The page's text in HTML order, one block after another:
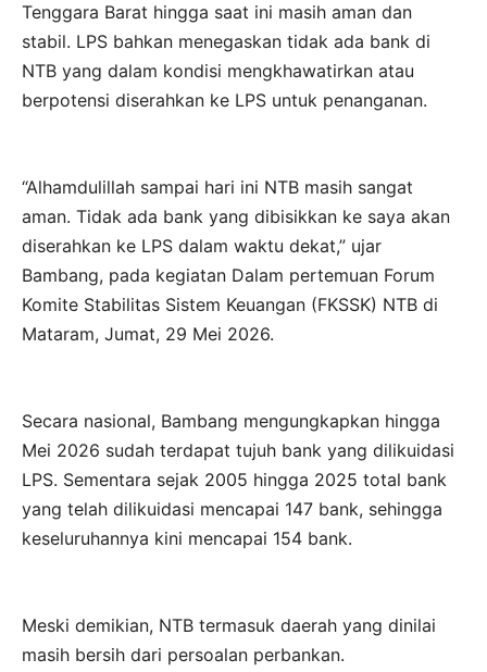
Tenggara Barat hingga saat ini masih aman dan
stabil. LPS bahkan menegaskan tidak ada bank di
NTB yang dalam kondisi mengkhawatirkan atau
berpotensi diserahkan ke LPS untuk penanganan.
“Alhamdulillah sampai hari ini NTB masih sangat
aman. Tidak ada bank yang dibisikkan ke saya akan
diserahkan ke LPS dalam waktu dekat,” ujar
Bambang, pada kegiatan Dalam pertemuan Forum
Komite Stabilitas Sistem Keuangan (FKSSK) NTB di
Mataram, Jumat, 29 Mei 2026.
Secara nasional, Bambang mengungkapkan hingga
Mei 2026 sudah terdapat tujuh bank yang dilikuidasi
LPS. Sementara sejak 2005 hingga 2025 total bank
yang telah dilikuidasi mencapai 147 bank, sehingga
keseluruhannya kini mencapai 154 bank.
Meski demikian, NTB termasuk daerah yang dinilai
masih bersih dari persoalan perbankan.